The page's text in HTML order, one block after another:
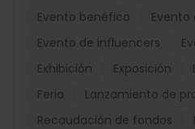
Evento benéfico
Evento de influencers
Exhibición
Exposición
Feria
Lanzamiento de
Recaudación de fondos